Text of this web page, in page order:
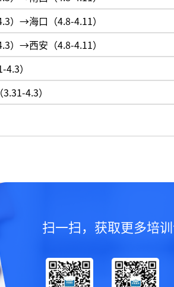
）→海口（4.8-4.11）
）→西安（4.8-4.11）
）
4.3）
扫一扫，获取更多培训